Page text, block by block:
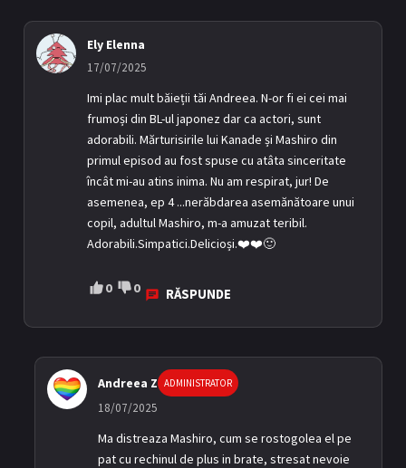
Ely Elenna
17/07/2025
Imi plac mult băieții tăi Andreea. N-or fi ei cei mai
frumoși din BL-ul japonez dar ca actori, sunt
adorabili. Mărturisirile lui Kanade și Mashiro din
primul episod au fost spuse cu atâta sinceritate
încât mi-au atins inima. Nu am respirat, jur! De
asemenea, ep 4 ...nerăbdarea asemănătoare unui
copil, adultul Mashiro, m-a amuzat teribil.
Adorabili.Simpatici.Delicioși.❤️❤️🙂
0 0 RĂSPUNDE
Andreea Z ADMINISTRATOR
18/07/2025
Ma distreaza Mashiro, cum se rostogolea el pe
pat cu rechinul de plus in brate, stresat nevoie